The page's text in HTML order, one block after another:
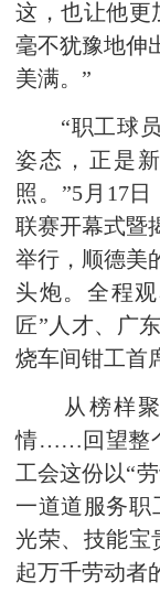
这，也让他更
毫不犹豫地伸
美满。”
“职工球员
姿态，正是
照。”5月17
联赛开幕式暨
举行，顺德美
头炮。全程
匠”人才、广
烧车间钳工首
从榜样聚
情……回望整
工会这份以“
一道道服务职
光荣、技能宝
起万千劳动者